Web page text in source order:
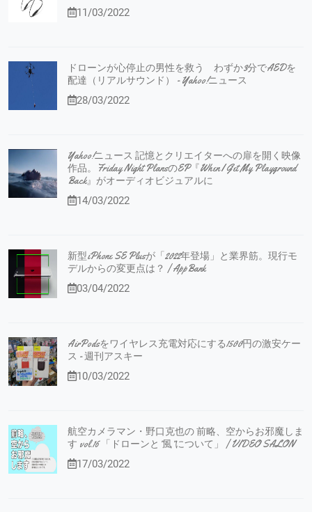
11/03/2022
ドローンが心停止の男性を救う わずか3分でAEDを
配達（リアルサウンド） - Yahoo!ニュース
28/03/2022
Yahoo!ニュース 記憶とクリエイターへの扉を開く映像
作品。Friday Night PlansのEP『When I Get My Playground
Back』がオーディオビジュアルに
14/03/2022
新型iPhone SE Plusが「2022年登場」と業界筋。現行モ
デルからの変更点は？ | AppBank
03/04/2022
AirPodsをワイヤレス充電対応にする1500円の激安ケー
ス - 週刊アスキー
10/03/2022
航空カメラマン・野口克也の 前略、空からお邪魔しま
す vol.16 「ドローンと”風”について」 | VIDEO SALON
17/03/2022